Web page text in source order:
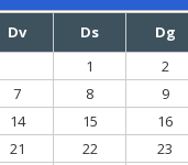
Dv Ds
Dg
1
2
7 8
9
14 15
16
21 22
23